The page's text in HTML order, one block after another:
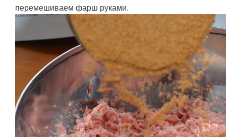
перемешиваем фарш руками.